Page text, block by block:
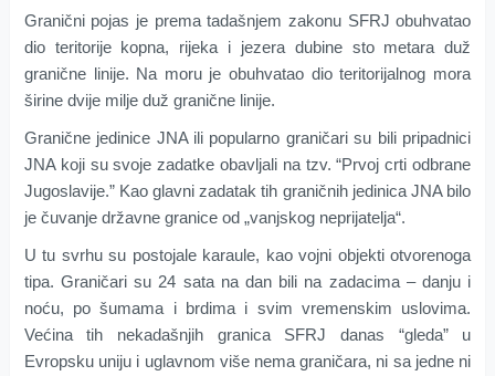
Granični pojas je prema tadašnjem zakonu SFRJ obuhvatao
dio teritorije kopna, rijeka i jezera dubine sto metara duž
granične linije. Na moru je obuhvatao dio teritorijalnog mora
širine dvije milje duž granične linije.
Granične jedinice JNA ili popularno graničari su bili pripadnici
JNA koji su svoje zadatke obavljali na tzv. “Prvoj crti odbrane
Jugoslavije.” Kao glavni zadatak tih graničnih jedinica JNA bilo
je čuvanje državne granice od „vanjskog neprijatelja“.
U tu svrhu su postojale karaule, kao vojni objekti otvorenoga
tipa. Graničari su 24 sata na dan bili na zadacima – danju i
noću, po šumama i brdima i svim vremenskim uslovima.
Većina tih nekadašnjih granica SFRJ danas “gleda” u
Evropsku uniju i uglavnom više nema graničara, ni sa jedne ni